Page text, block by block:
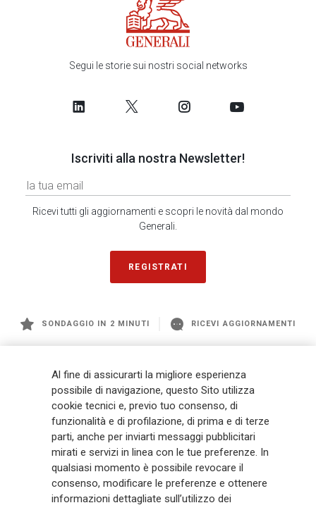
Segui le storie sui nostri social networks
Iscriviti alla nostra Newsletter!
Ricevi tutti gli aggiornamenti e scopri le novità dal mondo
Generali.
REGISTRATI
SONDAGGIO IN 2 MINUTI RICEVI AGGIORNAMENTI
management a livello globale, con premi complessivi pari a € 98,1
miliardi e € 900 miliardi di AUM nel 2025. Fondato nel 1831, con oltre 88
mila dipendenti e 163 mila agenti che servono 75 milioni di clienti, il
Gruppo ha una posizione di leadership in Europa e una presenza
crescente in Asia e America. Al centro della strategia di Generali c'è il suo
impegno Lifetime Partner verso i clienti, realizzato attraverso soluzioni
innovative e personalizzate, un'esperienza cliente di prima classe e le sue
capacità di distribuzione globale digitalizzata. Il Gruppo ha
completamente integrato la sostenibilità in tutte le scelte strategiche, con
Al fine di assicurarti la migliore esperienza
possibile di navigazione, questo Sito utilizza
cookie tecnici e, previo tuo consenso, di
funzionalità e di profilazione, di prima e di terze
parti, anche per inviarti messaggi pubblicitari
mirati e servizi in linea con le tue preferenze. In
qualsiasi momento è possibile revocare il
consenso, modificare le preferenze e ottenere
informazioni dettagliate sull’utilizzo dei